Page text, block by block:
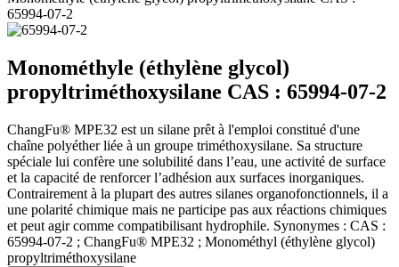
65994-07-2
Monométhyle (éthylène glycol)
propyltriméthoxysilane CAS : 65994-07-2
ChangFu® MPE32 est un silane prêt à l'emploi constitué d'une
chaîne polyéther liée à un groupe triméthoxysilane. Sa structure
spéciale lui confère une solubilité dans l’eau, une activité de surface
et la capacité de renforcer l’adhésion aux surfaces inorganiques.
Contrairement à la plupart des autres silanes organofonctionnels, il a
une polarité chimique mais ne participe pas aux réactions chimiques
et peut agir comme compatibilisant hydrophile. Synonymes : CAS :
65994-07-2 ; ChangFu® MPE32 ; Monométhyl (éthylène glycol)
propyltriméthoxysilane